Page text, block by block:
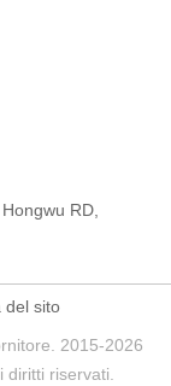
RD,
del sito
2015-2026
diritti riservati.